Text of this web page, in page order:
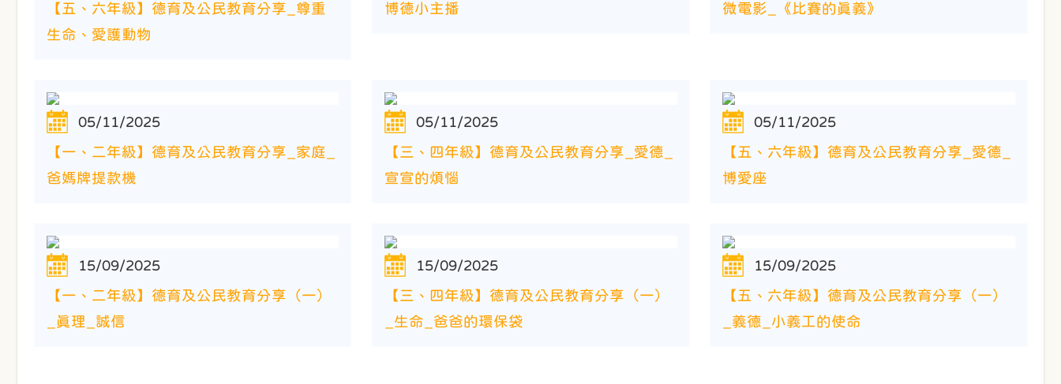
【五、六年級】德育及公民教育分享_尊重
生命、愛護動物
博德小主播
微電影_《比賽的真義》
05/11/2025
【一、二年級】德育及公民教育分享_家庭_
爸媽牌提款機
05/11/2025
【三、四年級】德育及公民教育分享_愛德_
宣宣的煩惱
05/11/2025
【五、六年級】德育及公民教育分享_愛德_
博愛座
15/09/2025
【一、二年級】德育及公民教育分享（一）
_真理_誠信
15/09/2025
【三、四年級】德育及公民教育分享（一）
_生命_爸爸的環保袋
15/09/2025
【五、六年級】德育及公民教育分享（一）
_義德_小義工的使命